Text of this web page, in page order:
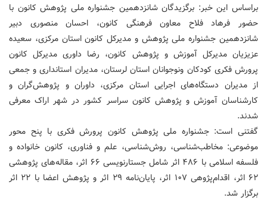
براساس این خبر: برگزیدگان شانزدهمین جشنواره ملی پژوهش کانون با
حضور فرهاد فلاح معاون فرهنگی کانون، احسان منصوری دبیر
شانزدهمین جشنواره ملی پژوهش و مدیرکل کانون استان مرکزی، سعیده
عزیزیان مدیرکل آموزش و پژوهش کانون، رضا داوری مدیرکل کانون
پرورش فکری کودکان ونوجوانان استان لرستان، مدیران استانداری و جمعی
از مدیران دستگاه‌های اجرایی استان مرکزی، داوران و پژوهش‌گران و
کارشناسان آموزش و پژوهش کانون سراسر کشور در شهر اراک معرفی
شدند.
گفتنی است: جشنواره ملی پژوهش کانون پرورش فکری با پنح محور
موضوعی: مخاطب‌شناسی، روش‌شناسی، علم و فناوری، کانون خانواده و
فلسفه اسلامی با ۴۸۶ اثر شامل جستارنویسی ۶۶ اثر، مقاله‌های پژوهشی
۶۲ اثر، اقدام‌پژوهی ۱۰۷ اثر، پایان‌نامه ۲۹ اثر و پژوهش اعضا با ۲۲ اثر
برگزار شد.